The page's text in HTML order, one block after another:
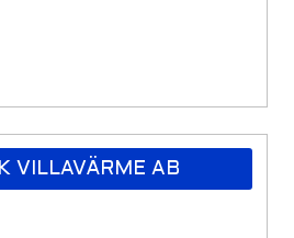
VILLAVÄRME AB